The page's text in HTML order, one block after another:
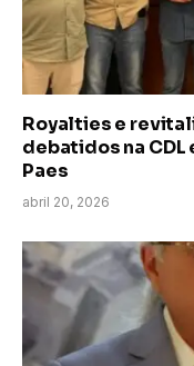
Royalties e
debatidos na CDL
Paes
abril 20, 2026